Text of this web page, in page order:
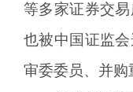
等多家证券交
也被中国证监
审委委员、并购